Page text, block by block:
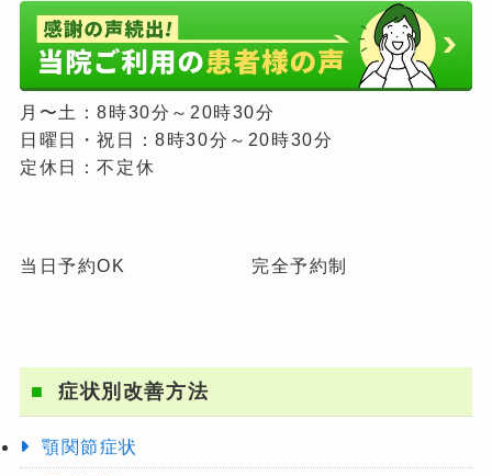
症状が当初より改善した現在、日常生活
はどのように変化しましたか？
嬉しかった事を3つ程教えてください。
①輪郭がはっきりしたことで素肌に少し自信がつ
いた。
するケアとしては便利で、通院の中で行えるため
ッセージをお願いします。
ょうか？
月〜土：8時30分～20時30分
日曜日・祝日：8時30分～20時30分
定休日：不定休
当日予約OK 完全予約制
症状別改善方法
顎関節症状